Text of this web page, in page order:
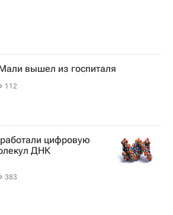
вышел из госпиталя
112
цифровую
ДНК
383